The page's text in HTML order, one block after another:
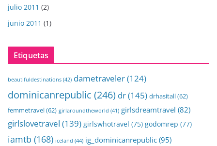
julio 2011 (2)
junio 2011 (1)
Etiquetas
beautifuldestinations (42) dametraveler(124)
dominicanrepublic (246) dr(145) drhasitall(62)
femmetravel(62) girlaroundtheworld (41) girlsdreamtravel (82)
girlslovetravel (139) girlswhotravel (75) godomrep (77)
iamtb (168) iceland (44) ig_dominicanrepublic (95)